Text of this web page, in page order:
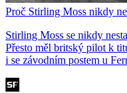
Proč Stirling Moss nikdy
Stirling Moss se nikdy
Přesto měl britský pilot k
i se závodním postem u